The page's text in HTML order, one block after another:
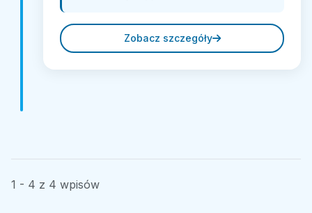
Zobacz szczegóły
1 - 4 z 4 wpisów